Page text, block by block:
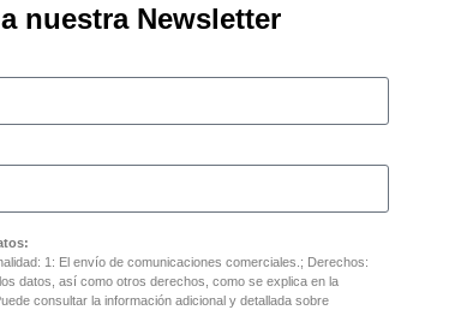
nuestra Newsletter
1: El envío de comunicaciones comerciales.; Derechos:
datos, así como otros derechos, como se explica en la
consultar la información adicional y detallada sobre